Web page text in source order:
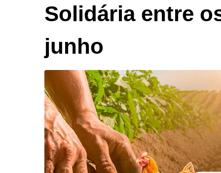
Solidária entre
junho